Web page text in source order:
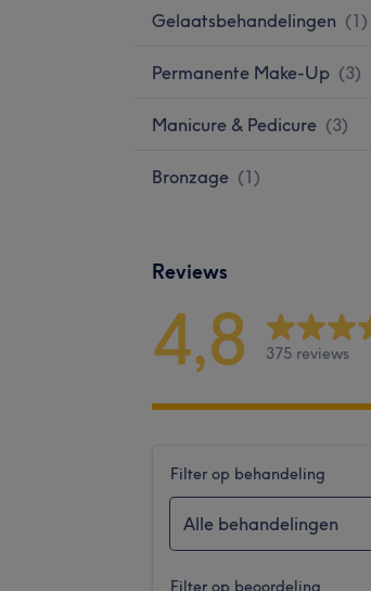
Gelaatsbehandelingen (1)
Permanente Make-Up (3)
Manicure & Pedicure (3)
Bronzage (1)
Reviews
4,8 375 reviews
Filter op behandeling
Alle behandelingen
Filter op beoordeling